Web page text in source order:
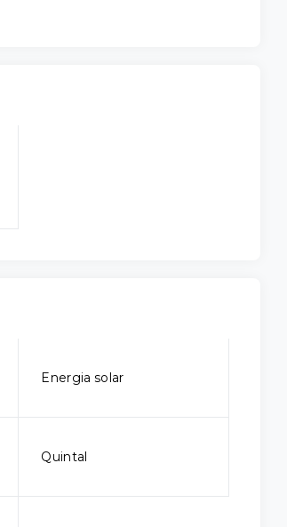
Energia solar
Quintal